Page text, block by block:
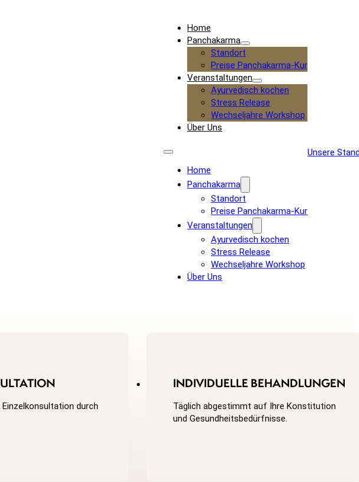
Home
Panchakarma
Standort
Preise Panchakarma-Kur
Veranstaltungen
Ayurvedisch kochen
Stress Release
Wechseljahre Workshop
Über Uns
Home
Panchakarma
Standort
Preise Panchakarma-Kur
Veranstaltungen
Ayurvedisch kochen
Stress Release
Wechseljahre Workshop
Über Uns
Unsere
durch
INDIVIDUELLE BEHANDLUNGEN
Täglich abgestimmt auf Ihre Konstitution
und Gesundheitsbedürfnisse.